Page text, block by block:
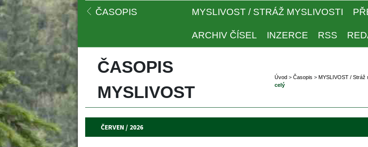
ČASOPIS MYSLIVOST / STRÁŽ MYSLIVOSTI
ARCHIV ČÍSEL INZERCE RSS
ČASOPIS
MYSLIVOST
Úvod > Časopi > MYSLIVOST / Stráž
celý
ČERVEN / 2026